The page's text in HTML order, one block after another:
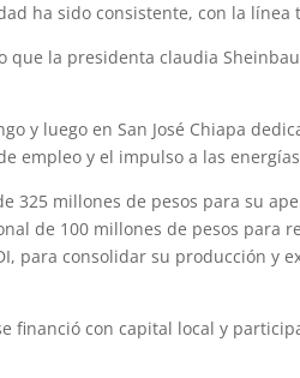
ha sido consistente, con la
que la presidenta claudia
y luego en San José Chiapa
empleo y el impulso a las
325 millones de pesos para su
de 100 millones de pesos para
para consolidar su producción y
financió con capital local y